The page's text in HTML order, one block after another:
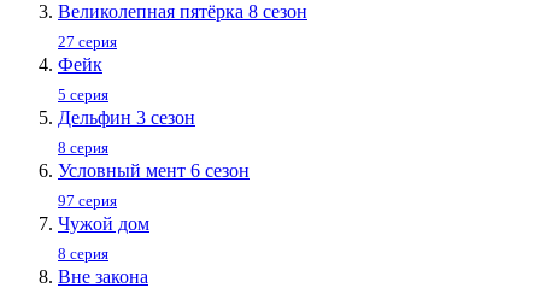
Великолепная пятёрка 8 сезон
27 серия
Фейк
5 серия
Дельфин 3 сезон
8 серия
Условный мент 6 сезон
97 серия
Чужой дом
8 серия
Вне закона